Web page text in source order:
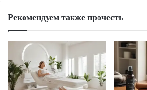
HTML-код для вставки на сайт и блог:
BB-код для вставки на форум:
Ссылка на изображение:
Рекомендуем также прочесть